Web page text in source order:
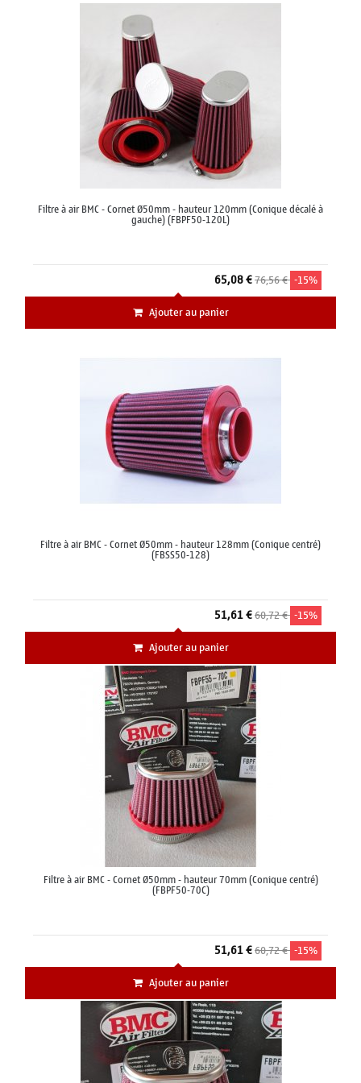
Filtre à air BMC - Cornet Ø50mm - hauteur 120mm (Conique décalé à
gauche) (FBPF50-120L)
65,08 €76,56 € -15%
Ajouter au panier
Filtre à air BMC - Cornet Ø50mm - hauteur 128mm (Conique centré)
(FBSS50-128)
51,61 €60,72 € -15%
Ajouter au panier
Filtre à air BMC - Cornet Ø50mm - hauteur 70mm (Conique centré)
(FBPF50-70C)
51,61 €60,72 € -15%
Ajouter au panier